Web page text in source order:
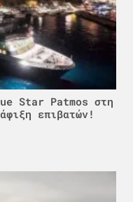
Star Patmos στη
επιβατών!